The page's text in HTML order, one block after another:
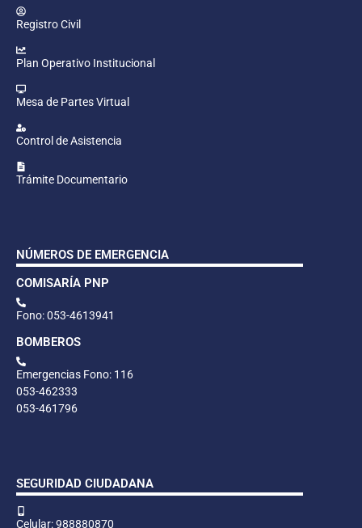
Registro Civil
Plan Operativo Institucional
Mesa de Partes Virtual
Control de Asistencia
Trámite Documentario
NÚMEROS DE EMERGENCIA
COMISARÍA PNP
Fono: 053-4613941
BOMBEROS
Emergencias Fono: 116
053-462333
053-461796
SEGURIDAD CIUDADANA
Celular: 988880870